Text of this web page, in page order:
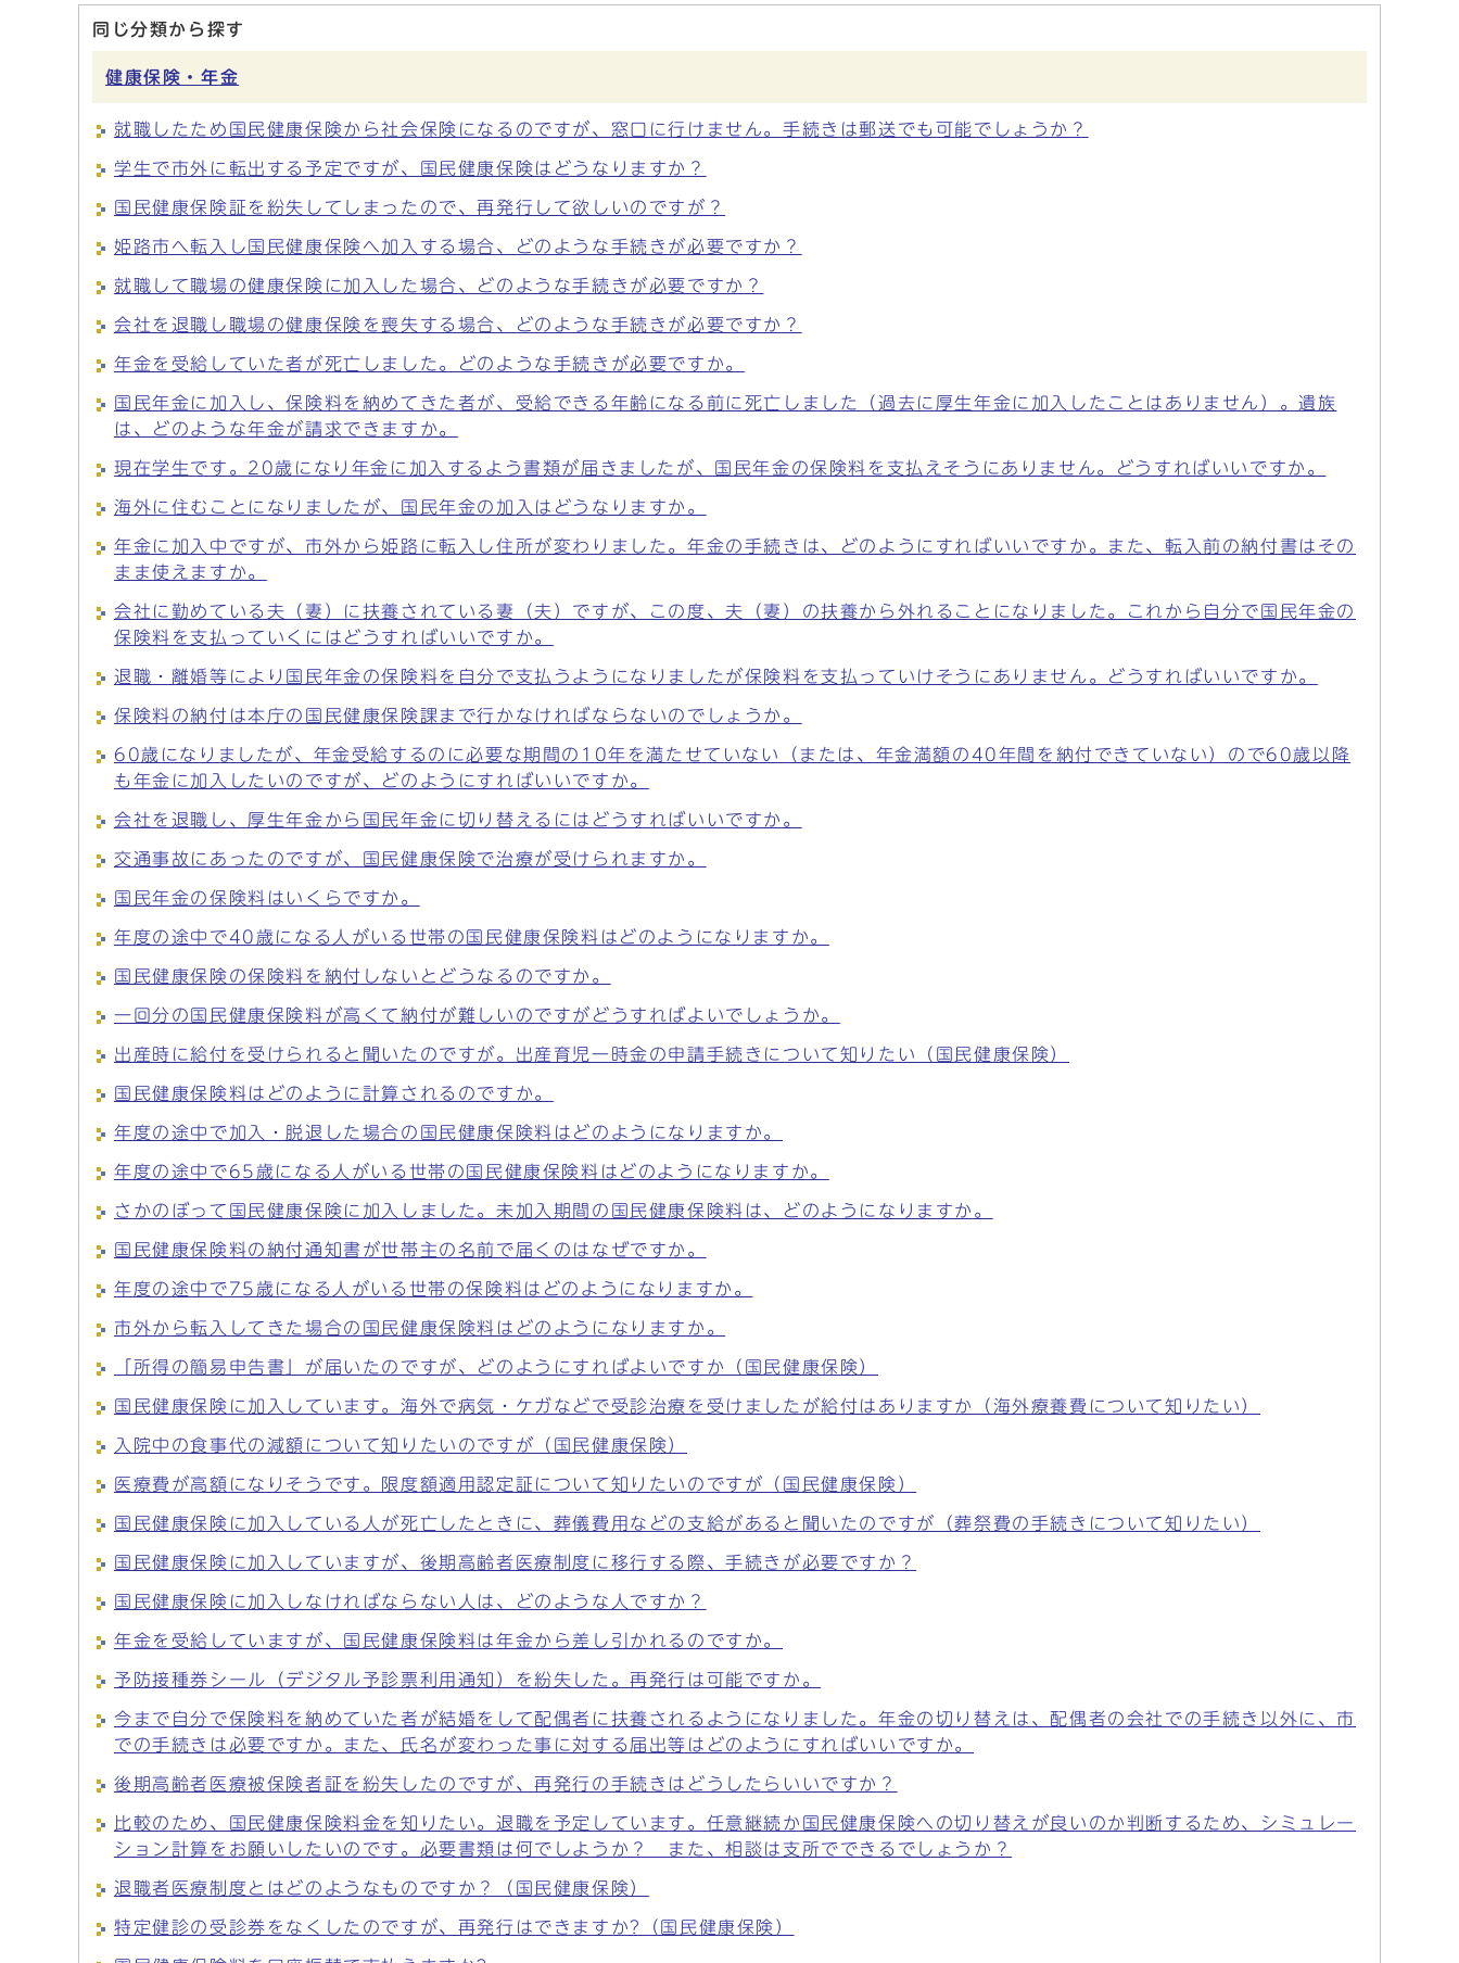
同じ分類から探す
健康保険・年金
就職したため国民健康保険から社会保険になるのですが、窓口に行けません。手続きは郵送でも可能でしょうか？
学生で市外に転出する予定ですが、国民健康保険はどうなりますか？
国民健康保険証を紛失してしまったので、再発行して欲しいのですが？
姫路市へ転入し国民健康保険へ加入する場合、どのような手続きが必要ですか？
就職して職場の健康保険に加入した場合、どのような手続きが必要ですか？
会社を退職し職場の健康保険を喪失する場合、どのような手続きが必要ですか？
年金を受給していた者が死亡しました。どのような手続きが必要ですか。
国民年金に加入し、保険料を納めてきた者が、受給できる年齢になる前に死亡しました（過去に厚生年金に加入したことはありません）。遺族
は、どのような年金が請求できますか。
現在学生です。20歳になり年金に加入するよう書類が届きましたが、国民年金の保険料を支払えそうにありません。どうすればいいですか。
海外に住むことになりましたが、国民年金の加入はどうなりますか。
年金に加入中ですが、市外から姫路に転入し住所が変わりました。年金の手続きは、どのようにすればいいですか。また、転入前の納付書はその
まま使えますか。
会社に勤めている夫（妻）に扶養されている妻（夫）ですが、この度、夫（妻）の扶養から外れることになりました。これから自分で国民年金の
保険料を支払っていくにはどうすればいいですか。
退職・離婚等により国民年金の保険料を自分で支払うようになりましたが保険料を支払っていけそうにありません。どうすればいいですか。
保険料の納付は本庁の国民健康保険課まで行かなければならないのでしょうか。
60歳になりましたが、年金受給するのに必要な期間の10年を満たせていない（または、年金満額の40年間を納付できていない）ので60歳以降
も年金に加入したいのですが、どのようにすればいいですか。
会社を退職し、厚生年金から国民年金に切り替えるにはどうすればいいですか。
交通事故にあったのですが、国民健康保険で治療が受けられますか。
国民年金の保険料はいくらですか。
年度の途中で40歳になる人がいる世帯の国民健康保険料はどのようになりますか。
国民健康保険の保険料を納付しないとどうなるのですか。
一回分の国民健康保険料が高くて納付が難しいのですがどうすればよいでしょうか。
出産時に給付を受けられると聞いたのですが。出産育児一時金の申請手続きについて知りたい（国民健康保険）
国民健康保険料はどのように計算されるのですか。
年度の途中で加入・脱退した場合の国民健康保険料はどのようになりますか。
年度の途中で65歳になる人がいる世帯の国民健康保険料はどのようになりますか。
さかのぼって国民健康保険に加入しました。未加入期間の国民健康保険料は、どのようになりますか。
国民健康保険料の納付通知書が世帯主の名前で届くのはなぜですか。
年度の途中で75歳になる人がいる世帯の保険料はどのようになりますか。
市外から転入してきた場合の国民健康保険料はどのようになりますか。
「所得の簡易申告書」が届いたのですが、どのようにすればよいですか（国民健康保険）
国民健康保険に加入しています。海外で病気・ケガなどで受診治療を受けましたが給付はありますか（海外療養費について知りたい）
入院中の食事代の減額について知りたいのですが（国民健康保険）
医療費が高額になりそうです。限度額適用認定証について知りたいのですが（国民健康保険）
国民健康保険に加入している人が死亡したときに、葬儀費用などの支給があると聞いたのですが（葬祭費の手続きについて知りたい）
国民健康保険に加入していますが、後期高齢者医療制度に移行する際、手続きが必要ですか？
国民健康保険に加入しなければならない人は、どのような人ですか？
年金を受給していますが、国民健康保険料は年金から差し引かれるのですか。
予防接種券シール（デジタル予診票利用通知）を紛失した。再発行は可能ですか。
今まで自分で保険料を納めていた者が結婚をして配偶者に扶養されるようになりました。年金の切り替えは、配偶者の会社での手続き以外に、市
での手続きは必要ですか。また、氏名が変わった事に対する届出等はどのようにすればいいですか。
後期高齢者医療被保険者証を紛失したのですが、再発行の手続きはどうしたらいいですか？
比較のため、国民健康保険料金を知りたい。退職を予定しています。任意継続か国民健康保険への切り替えが良いのか判断するため、シミュレー
ション計算をお願いしたいのです。必要書類は何でしようか？ また、相談は支所でできるでしょうか？
退職者医療制度とはどのようなものですか？（国民健康保険）
特定健診の受診券をなくしたのですが、再発行はできますか?（国民健康保険）